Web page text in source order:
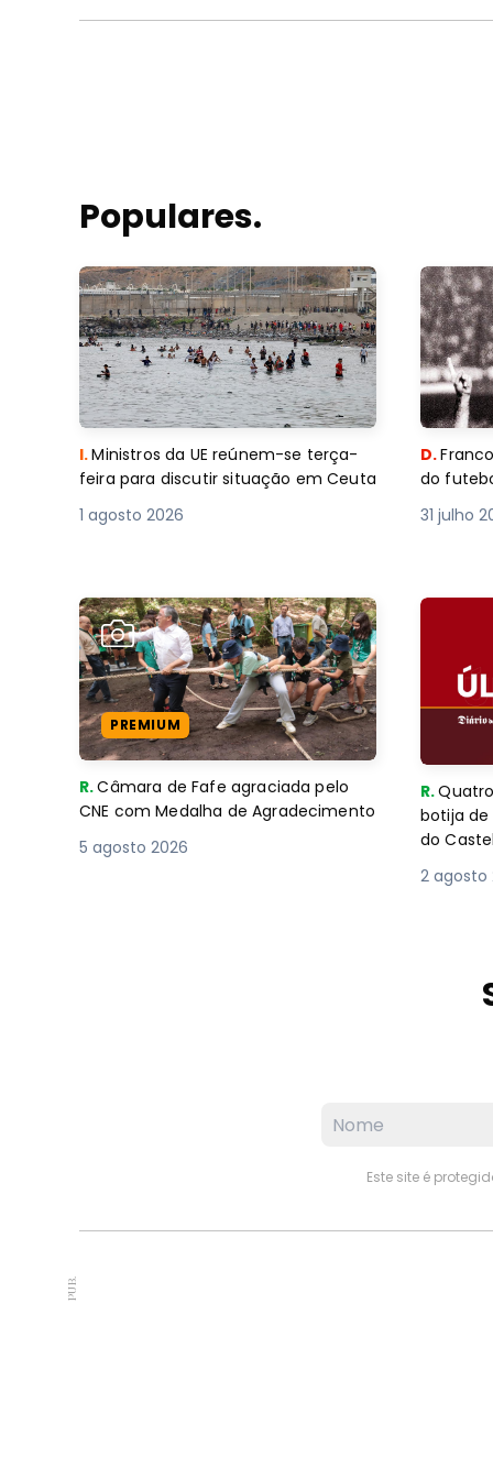
Populares.
I.Ministros da UE reúnem-se terça-
feira para discutir situação em Ceuta
1 agosto 2026
D.
do
31 julho
PREMIUM
R.Câmara de Fafe agraciada pelo
CNE com Medalha de Agradecimento
5 agosto 2026
R.
botija
do
2 agosto
Este site é
PUB.